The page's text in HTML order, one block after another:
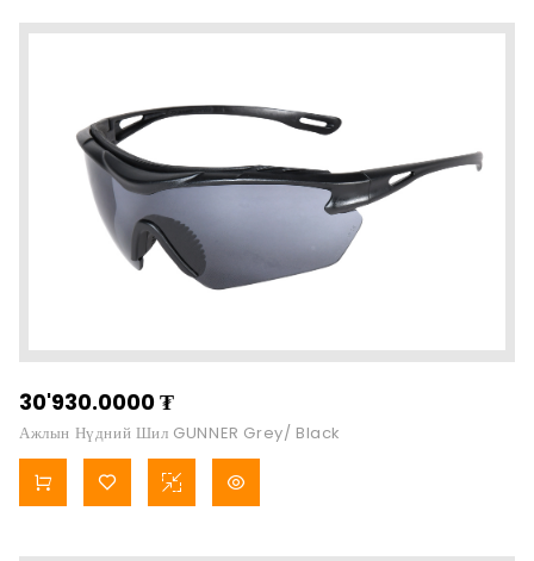
30'930.0000₮
Ажлын Нүдний Шил GUNNER Grey/ Black